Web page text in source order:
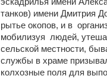
танков) имени Дмитрия
рытье окопов, и в
мобилизуя людей,
сельской местности,
службы в храме
колхозные поля для